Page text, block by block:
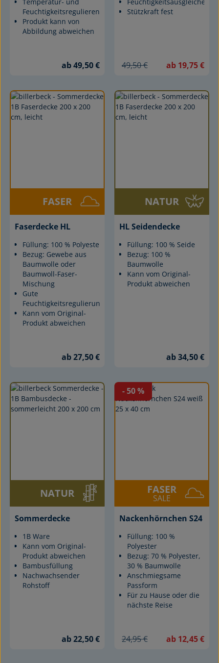
Feuchtigkeitsregulierend
Produkt kann von
Abbildung abweichen
ab 49,50 €
Stützkraft fest
49,50 € ab 19,75 €
FASER
Faserdecke HL
Füllung: 100 % Polyester
Bezug: Gewebe aus
Baumwolle oder
Baumwoll-Faser-
Mischung
Gute
Feuchtigkeitsregulierung
Kann vom Original-
Produkt abweichen
ab 27,50 €
NATUR
HL Seidendecke
Füllung: 100 % Seide
Bezug: 100 %
Baumwolle
Kann vom Original-
Produkt abweichen
ab 34,50 €
NATUR
Sommerdecke
1B Ware
Kann vom Original-
Produkt abweichen
Bambusfüllung
Nachwachsender
Rohstoff
ab 22,50 €
- 50%
FASER
SALE
Nackenhörnchen S24
Füllung: 100 %
Polyester
Bezug: 70 % Polyester,
30 % Baumwolle
Anschmiegsame
Passform
Für zu Hause oder die
nächste Reise
24,95 € ab 12,45 €